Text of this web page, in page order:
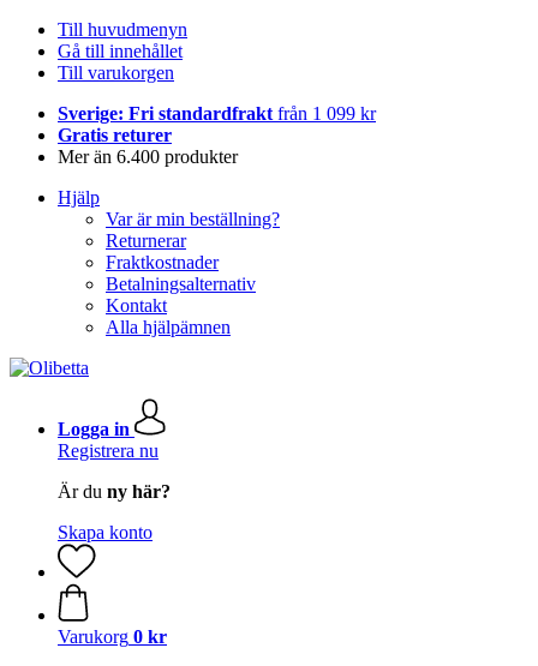
Till huvudmenyn
Gå till innehållet
Till varukorgen
Sverige: Fri standardfrakt från 1 099 kr
Gratis returer
Mer än 6.400 produkter
Hjälp
Var är min beställning?
Returnerar
Fraktkostnader
Betalningsalternativ
Kontakt
Alla hjälpämnen
Logga in
Registrera nu
Är du ny här?
Skapa konto
Varukorg 0 kr